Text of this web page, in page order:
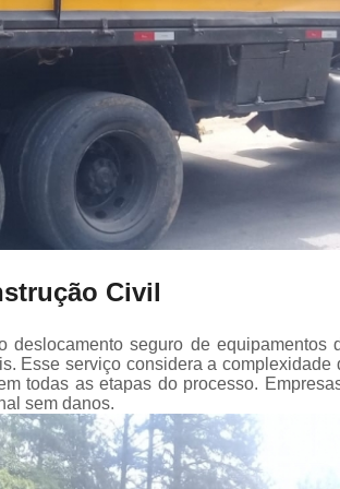
Civil
deslocamento seguro de equipamentos
Esse serviço considera a complexidade
todas as etapas do processo.
sem danos.